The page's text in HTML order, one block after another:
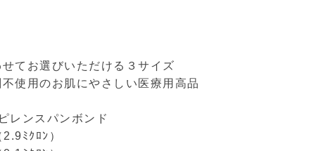
てお選びいただける３サイズ
使用のお肌にやさしい医療用高品
レンスパンボンド
ﾐｸﾛﾝ）